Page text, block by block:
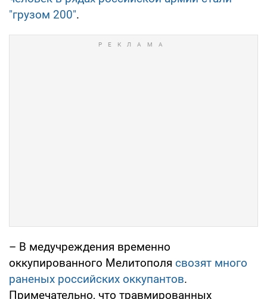
"грузом 200".
– В медучреждения временно
оккупированного Мелитополя свозят много
раненых российских оккупантов.
Примечательно, что травмированных